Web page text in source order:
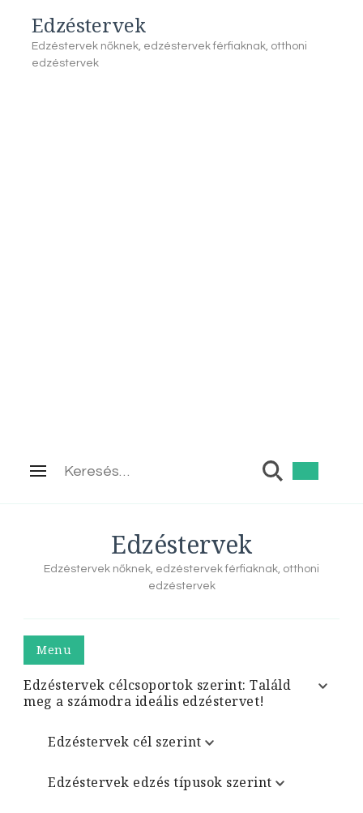
Edzéstervek
Edzéstervek nőknek, edzéstervek férfiaknak, otthoni
edzéstervek
Keresés:
Edzéstervek
Edzéstervek nőknek, edzéstervek férfiaknak, otthoni
edzéstervek
Menu
Edzéstervek célcsoportok szerint: Találd
meg a számodra ideális edzéstervet!
Edzéstervek cél szerint
Edzéstervek edzés típusok szerint